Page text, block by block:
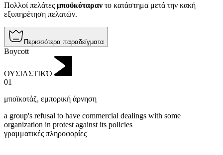
Πολλοί πελάτες μποϋκόταραν το κατάστημα μετά την κακή
εξυπηρέτηση πελατών.
Περισσότερα παραδείγματα
Boycott
ΟΥΣΙΑΣΤΙΚΌ
01
μποϊκοτάζ, εμπορική άρνηση
a group's refusal to have commercial dealings with some
organization in protest against its policies
γραμματικές πληροφορίες